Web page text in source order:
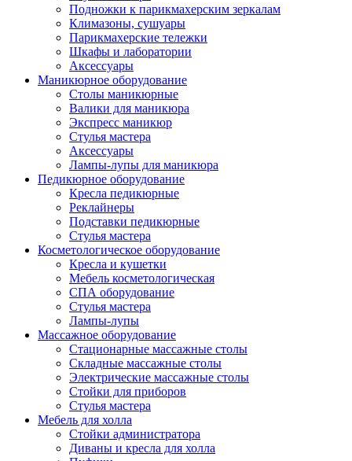
Подножки к парикмахерским зеркалам
Климазоны, сушуары
Парикмахерские тележки
Шкафы и лаборатории
Аксессуары
Маникюрное оборудование
Столы маникюрные
Валики для маникюра
Экспресс маникюр
Стулья мастера
Аксессуары
Лампы-лупы для маникюра
Педикюрное оборудование
Кресла педикюрные
Реклайнеры
Подставки педикюрные
Стулья мастера
Косметологическое оборудование
Кресла и кушетки
Мебель косметологическая
СПА оборудование
Стулья мастера
Лампы-лупы
Массажное оборудование
Стационарные массажные столы
Складные массажные столы
Электрические массажные столы
Стойки для приборов
Стулья мастера
Мебель для холла
Стойки администратора
Диваны и кресла для холла